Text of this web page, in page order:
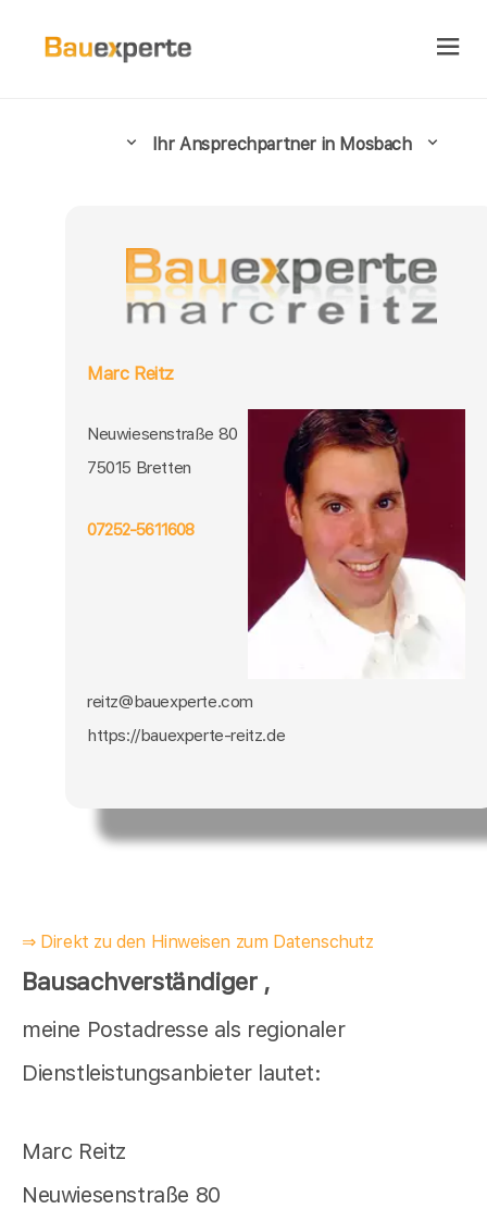
⇒ Direkt zu den Hinweisen zum Datenschutz
Bausachverständiger ,
meine Postadresse als regionaler
Dienstleistungsanbieter lautet:
Marc Reitz
Neuwiesenstraße 80
Ihr Ansprechpartner in Mosbach
Marc Reitz
Neuwiesenstraße 80
75015 Bretten
07252-5611608
reitz@bauexperte.com
https://bauexperte-reitz.de